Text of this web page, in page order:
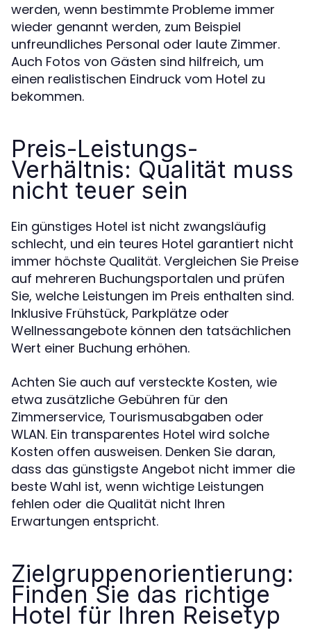
werden, wenn bestimmte Probleme immer
wieder genannt werden, zum Beispiel
unfreundliches Personal oder laute Zimmer.
Auch Fotos von Gästen sind hilfreich, um
einen realistischen Eindruck vom Hotel zu
bekommen.
Preis-Leistungs-
Verhältnis: Qualität muss
nicht teuer sein
Ein günstiges Hotel ist nicht zwangsläufig
schlecht, und ein teures Hotel garantiert nicht
immer höchste Qualität. Vergleichen Sie Preise
auf mehreren Buchungsportalen und prüfen
Sie, welche Leistungen im Preis enthalten sind.
Inklusive Frühstück, Parkplätze oder
Wellnessangebote können den tatsächlichen
Wert einer Buchung erhöhen.
Achten Sie auch auf versteckte Kosten, wie
etwa zusätzliche Gebühren für den
Zimmerservice, Tourismusabgaben oder
WLAN. Ein transparentes Hotel wird solche
Kosten offen ausweisen. Denken Sie daran,
dass das günstigste Angebot nicht immer die
beste Wahl ist, wenn wichtige Leistungen
fehlen oder die Qualität nicht Ihren
Erwartungen entspricht.
Zielgruppenorientierung:
Finden Sie das richtige
Hotel für Ihren Reisetyp